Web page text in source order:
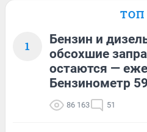
ТОП
1
Бензин и
обсохшие
остаются —
Бензинометр
86 163 51